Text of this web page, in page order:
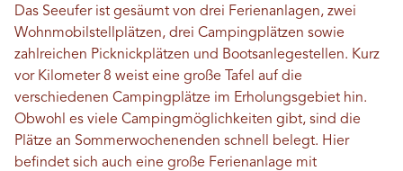
Das Seeufer ist gesäumt von drei Ferienanlagen, zwei
Wohnmobilstellplätzen, drei Campingplätzen sowie
zahlreichen Picknickplätzen und Bootsanlegestellen. Kurz
vor Kilometer 8 weist eine große Tafel auf die
verschiedenen Campingplätze im Erholungsgebiet hin.
Obwohl es viele Campingmöglichkeiten gibt, sind die
Plätze an Sommerwochenenden schnell belegt. Hier
befindet sich auch eine große Ferienanlage mit